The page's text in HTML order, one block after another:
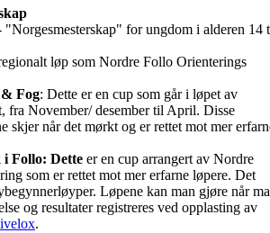
"Norgesmesterskap" for ungdom i alderen 14
løp som Nordre Follo Orienterings
Fog: Dette er en cup som går i løpet av
fra November/ desember til April. Disse
skjer når det mørkt og er rettet mot mer
Follo: Dette er en cup arrangert av Nordre
som er rettet mot mer erfarne løpere. Det
Løpene kan man gjøre når
og resultater registreres ved opplasting av
.